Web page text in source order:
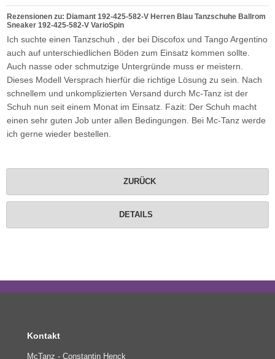
Rezensionen zu: Diamant 192-425-582-V Herren Blau Tanzschuhe Ballrom
Sneaker 192-425-582-V VarioSpin
Ich suchte einen Tanzschuh , der bei Discofox und Tango Argentino
auch auf unterschiedlichen Böden zum Einsatz kommen sollte.
Auch nasse oder schmutzige Untergründe muss er meistern.
Dieses Modell Versprach hierfür die richtige Lösung zu sein. Nach
schnellem und unkomplizierten Versand durch Mc-Tanz ist der
Schuh nun seit einem Monat im Einsatz. Fazit: Der Schuh macht
einen sehr guten Job unter allen Bedingungen. Bei Mc-Tanz werde
ich gerne wieder bestellen.
ZURÜCK
DETAILS
Kontakt
McTanz - Constantin Henck